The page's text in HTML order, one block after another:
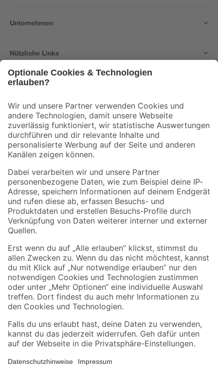
Unternehmen
Nützliche Links
Der toom Newsletter: Keine Angebote und Aktionen mehr verpassen!
Zur Newsletter Anmeldung
Folge uns
Zahlungsarten Versandarten
Sicher einkaufen
Jetzt die toom-App herunterladen
Alle Preisangaben in EUR inkl. gesetzl. MwSt.. Die dargestellten Angebote sind unter
Umständen nicht in allen Märkten verfügbar. Die angegebenen Verfügbarkeiten beziehen
Produkte nur solange der Vorrat reicht.
*Paketversand ab 59 € versandkostenfrei, gilt nicht für Artikel mit Speditionsversand, hier